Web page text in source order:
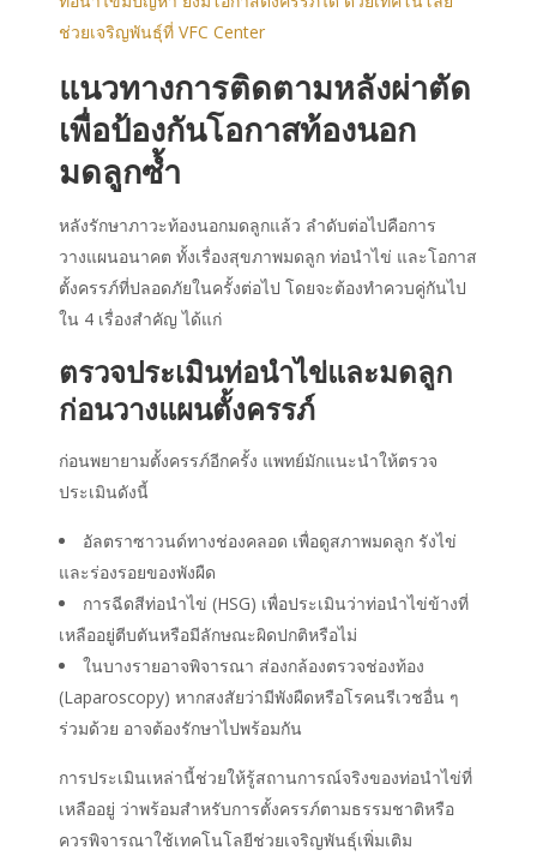
ช่วยเจริญพันธุ์ที่ VFC Center
แนวทางการติดตามหลังผ่าตัด
เพื่อป้องกันโอกาสท้องนอก
มดลูกซ้ำ
หลังรักษาภาวะท้องนอกมดลูกแล้ว ลำดับต่อไปคือการ
วางแผนอนาคต ทั้งเรื่องสุขภาพมดลูก ท่อนำไข่ และโอกาส
ตั้งครรภ์ที่ปลอดภัยในครั้งต่อไป โดยจะต้องทำควบคู่กันไป
ใน 4 เรื่องสำคัญ ได้แก่
ตรวจประเมินท่อนำไข่และมดลูก
ก่อนวางแผนตั้งครรภ์
ก่อนพยายามตั้งครรภ์อีกครั้ง แพทย์มักแนะนำให้ตรวจ
ประเมินดังนี้
อัลตราซาวนด์ทางช่องคลอด เพื่อดูสภาพมดลูก รังไข่
และร่องรอยของพังผืด
การฉีดสีท่อนำไข่ (HSG) เพื่อประเมินว่าท่อนำไข่ข้างที่
เหลืออยู่ตีบตันหรือมีลักษณะผิดปกติหรือไม่
ในบางรายอาจพิจารณา ส่องกล้องตรวจช่องท้อง
(Laparoscopy) หากสงสัยว่ามีพังผืดหรือโรคนรีเวชอื่น ๆ
ร่วมด้วย อาจต้องรักษาไปพร้อมกัน
การประเมินเหล่านี้ช่วยให้รู้สถานการณ์จริงของท่อนำไข่ที่
เหลืออยู่ ว่าพร้อมสำหรับการตั้งครรภ์ตามธรรมชาติหรือ
ควรพิจารณาใช้เทคโนโลยีช่วยเจริญพันธุ์เพิ่มเติม